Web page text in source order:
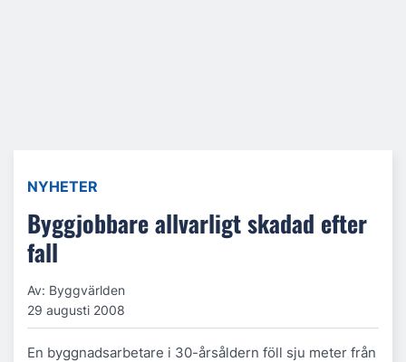
NYHETER
Byggjobbare allvarligt skadad efter
fall
Av: Byggvärlden
29 augusti 2008
En byggnadsarbetare i 30-årsåldern föll sju meter från